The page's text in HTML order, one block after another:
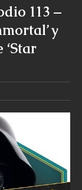
113 –
y